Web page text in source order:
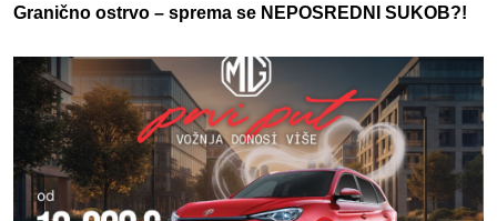
Granično ostrvo – sprema se NEPOSREDNI SUKOB?!